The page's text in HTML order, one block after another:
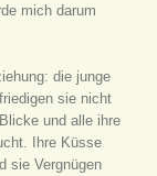
mich darum
die junge
sie nicht
und alle ihre
Ihre Küsse
sie Vergnügen